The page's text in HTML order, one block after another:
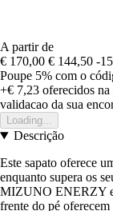
A partir de
€ 170,00 € 144,50 -
Poupe 5% com o
+€ 7,23 oferecidos
validacao da sua
Loading...
Descrição
Este sapato oferece
enquanto supera os
MIZUNO ENERZY
frente do pé